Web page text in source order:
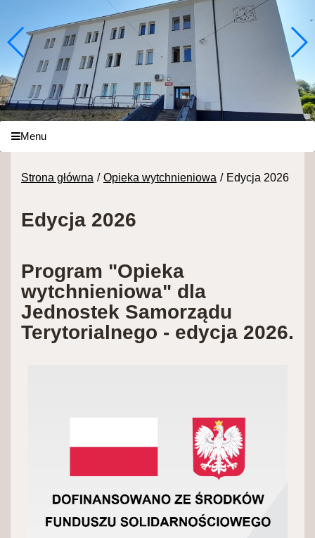
Menu
Strona główna Opieka wytchnieniowa Edycja 2026
Edycja 2026
Program "Opieka
wytchnieniowa" dla
Jednostek Samorządu
Terytorialnego - edycja 2026.